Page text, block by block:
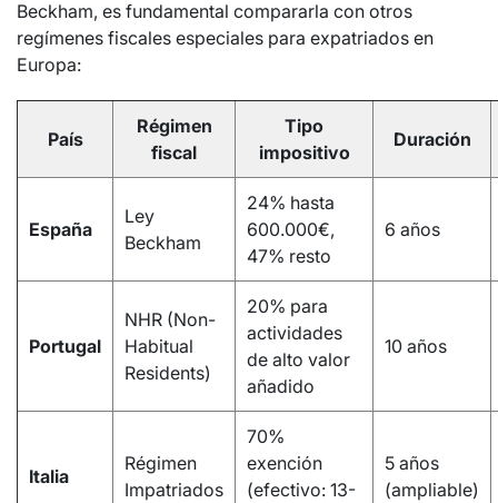
Beckham, es fundamental compararla con otros
regímenes fiscales especiales para expatriados en
Europa:
País
Régimen
fiscal
Tipo
impositivo
Duración
España
Ley
Beckham
24% hasta
600.000€,
47% resto
6 años
Portugal
NHR (Non-
Habitual
Residents)
20% para
actividades
de alto valor
añadido
10 años
Italia
Régimen
Impatriados
70%
exención
(efectivo: 13-
5 años
(ampliable)